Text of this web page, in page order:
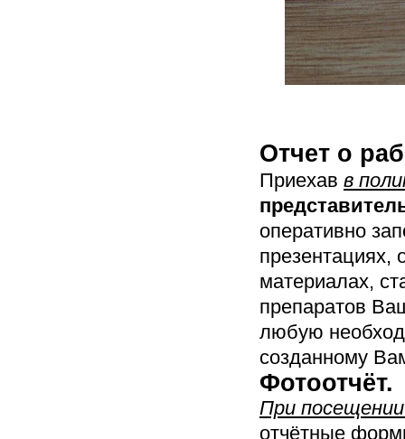
Отчет о
Приехав в
оперативно
презентациях,
материалах,
препаратов
любую
созданному
Фотоотчёт.
При
отчётные